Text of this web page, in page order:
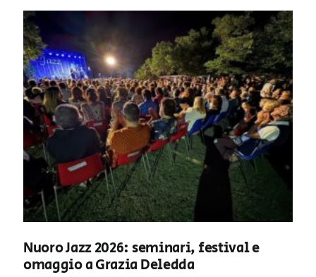
Nuoro Jazz 2026: seminari, festival e
omaggio a Grazia Deledda